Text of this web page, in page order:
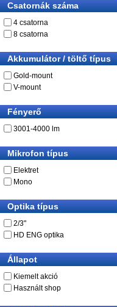
Csatornák száma
4 csatorna
8 csatorna
Akkumulátor / töltő típus
Gold-mount
V-mount
Fényerő
3001-4000 lm
Mikrofon típus
Elektret
Mono
Optika típus
2/3"
HD ENG optika
Állapot
Kiemelt akció
Használt shop